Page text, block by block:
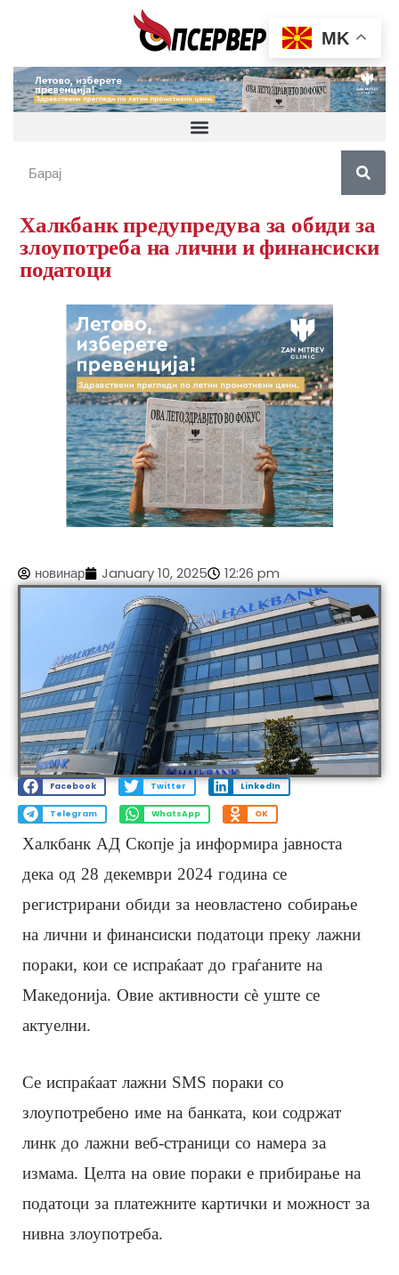
Халкбанк предупредува за обиди за
злоупотреба на лични и финансиски
податоци
новинар January 10, 2025 12:26 pm
Facebook Twitter LinkedIn
Telegram WhatsApp OK
Халкбанк АД Скопје ја информира јавноста
дека од 28 декември 2024 година се
регистрирани обиди за неовластено собирање
на лични и финансиски податоци преку лажни
пораки, кои се испраќаат до граѓаните на
Македонија. Овие активности сè уште се
актуелни.
Се испраќаат лажни SMS пораки со
злоупотребено име на банката, кои содржат
линк до лажни веб-страници со намера за
измама. Целта на овие пораки е прибирање на
податоци за платежните картички и можност за
нивна злоупотреба.
MK